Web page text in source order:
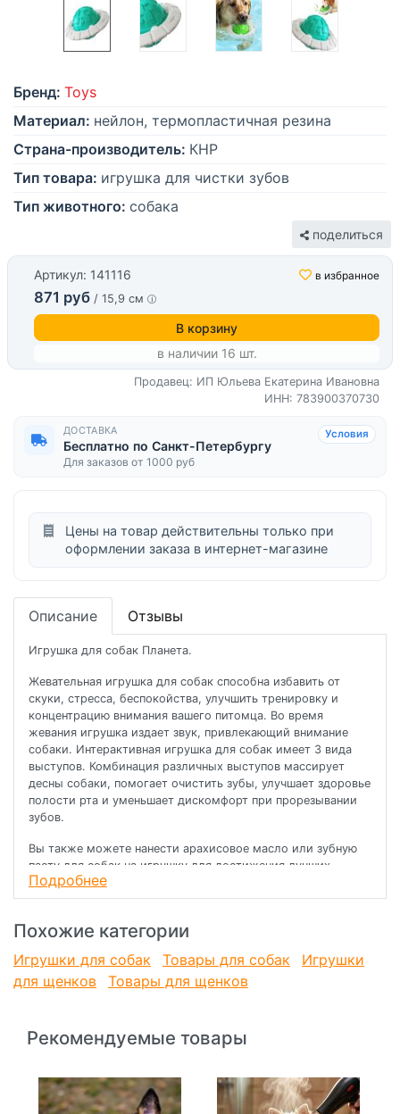
Бренд: Toys
Материал: нейлон, термопластичная резина
Страна-производитель: КНР
Тип товара: игрушка для чистки зубов
Тип животного: собака
поделиться
Артикул: 141116 в избранное
871 руб / 15,9 см
В корзину
в наличии 16 шт.
Продавец: ИП Юльева Екатерина Ивановна
ИНН: 783900370730
ДОСТАВКА
Бесплатно по Санкт-Петербургу
Для заказов от 1000 руб
Условия
Цены на товар действительны только при
оформлении заказа в интернет-магазине
Описание Отзывы
Игрушка для собак Планета.
Жевательная игрушка для собак способна избавить от
скуки, стресса, беспокойства, улучшить тренировку и
концентрацию внимания вашего питомца. Во время
жевания игрушка издает звук, привлекающий внимание
собаки. Интерактивная игрушка для собак имеет 3 вида
выступов. Комбинация различных выступов массирует
десны собаки, помогает очистить зубы, улучшает здоровье
полости рта и уменьшает дискомфорт при прорезывании
зубов.
Вы также можете нанести арахисовое масло или зубную
пасту для собак на игрушку для достижения лучших
результатов.
поддерживать в тонусе жевательные мышцы, укрепляют и
отличается большей упругостью, эластичностью при
низких температурах и более длительным
воздействию, не токсична и, в результате, обладает
гипоаллергенными свойствами.
Подробнее
Похожие категории
Игрушки для собак Товары для собак
Игрушки
для щенков
Товары для щенков
Рекомендуемые товары